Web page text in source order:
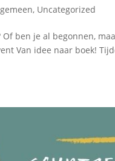
, Uncategorized
ben je al begonnen,
Van idee naar boek!